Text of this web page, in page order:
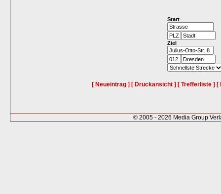
Start
Ziel
[ Neueintrag ] [ Druckansicht ] [ Trefferliste ] [
© 2005 - 2026 Media Group